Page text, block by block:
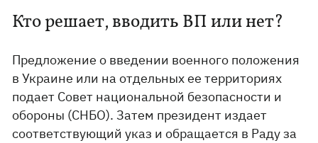
Кто решает, вводить ВП или нет?
Предложение о введении военного положения
в Украине или на отдельных ее территориях
подает Совет национальной безопасности и
обороны (СНБО). Затем президент издает
соответствующий указ и обращается в Раду за